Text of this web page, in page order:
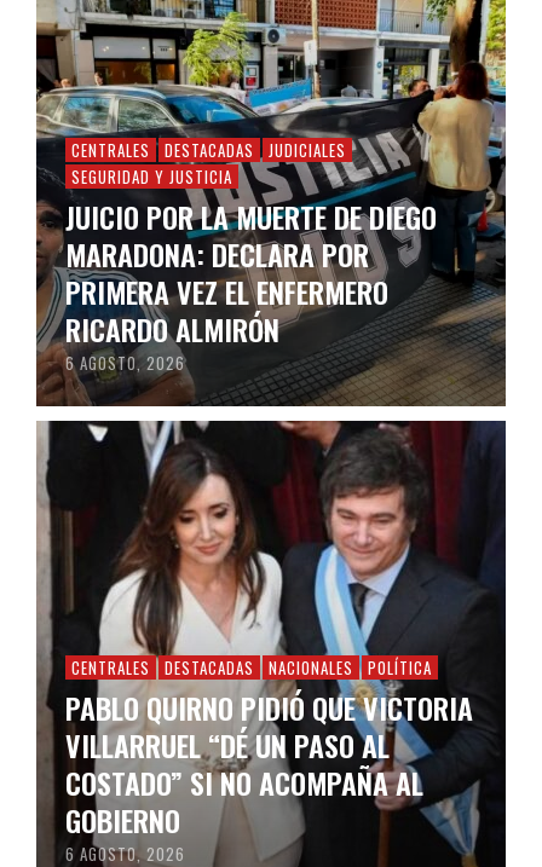
CENTRALES DESTACADAS
JUDICIALES
SEGURIDAD Y JUSTICIA
JUICIO POR LA MUERTE DE DIEGO
MARADONA: DECLARA POR
PRIMERA VEZ EL ENFERMERO
RICARDO ALMIRÓN
6 AGOSTO, 2026
CENTRALES DESTACADAS NACIONALES POLÍTICA
PABLO QUIRNO PIDIÓ QUE VICTORIA
VILLARRUEL “DÉ UN PASO AL
COSTADO” SI NO ACOMPAÑA AL
GOBIERNO
6 AGOSTO, 2026